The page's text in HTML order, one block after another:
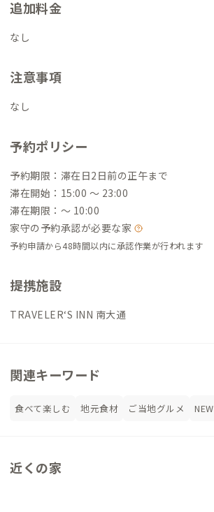
追加料金
なし
注意事項
なし
予約ポリシー
予約期限：滞在日2日前の正午まで
滞在開始：15:00 〜 23:00
滞在期限：〜 10:00
家守の予約承認が必要な家
予約申請から48時間以内に承認作業が行われます
提携施設
TRAVELER‘S INN 南大通
関連キーワード
食べて楽しむ 地元食材 ご当地グルメ NEW
近くの家